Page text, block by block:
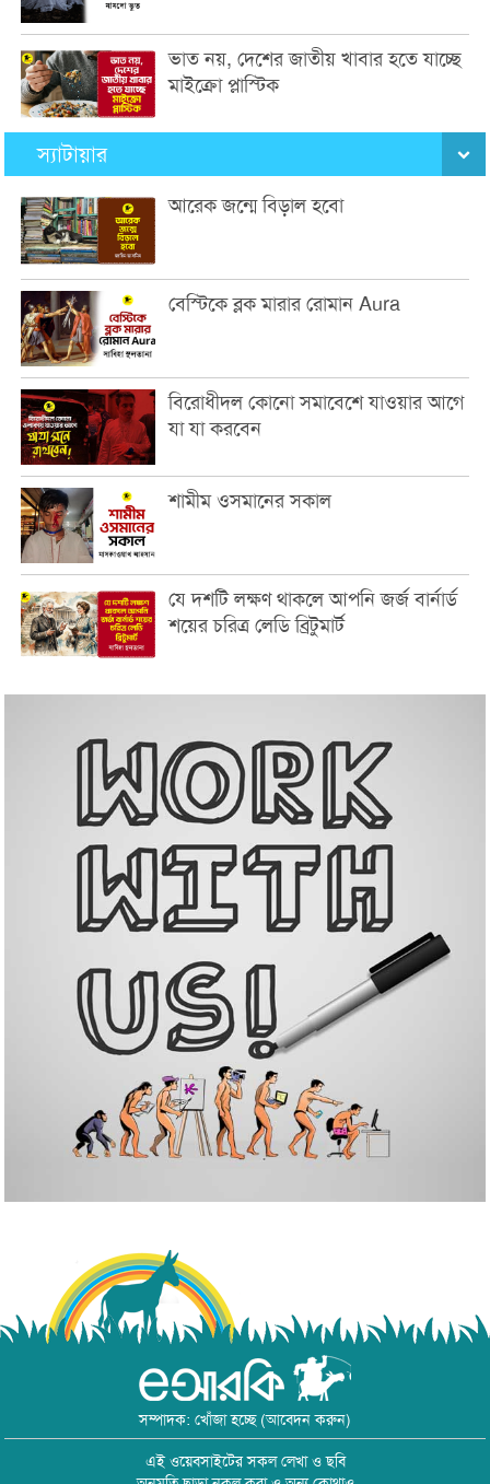
ভাত নয়, দেশের জাতীয় খাবার হতে যাচ্ছে
মাইক্রো প্লাস্টিক
স্যাটায়ার
আরেক জন্মে বিড়াল হবো
বেস্টিকে ব্লক মারার রোমান Aura
বিরোধীদল কোনো সমাবেশে যাওয়ার আগে
যা যা করবেন
শামীম ওসমানের সকাল
যে দশটি লক্ষণ থাকলে আপনি জর্জ বার্নার্ড
শয়ের চরিত্র লেডি ব্রিটুমার্ট
সম্পাদক: খোঁজা হচ্ছে (আবেদন করুন)
এই ওয়েবসাইটের সকল লেখা ও ছবি